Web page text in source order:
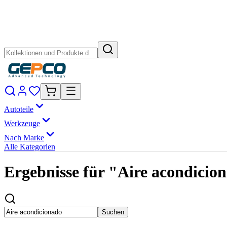
Autoteile
Werkzeuge
Nach Marke
Alle Kategorien
Ergebnisse für "Aire
Suchen